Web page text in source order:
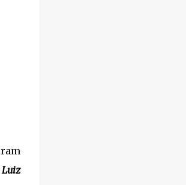
Luiz